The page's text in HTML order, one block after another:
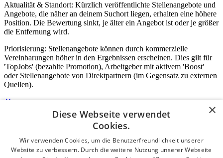
Aktualität & Standort: Kürzlich veröffentlichte Stellenangebote und
Angebote, die näher an deinem Suchort liegen, erhalten eine höhere
Position. Die Bewertung sinkt, je älter ein Angebot ist oder je größer
die Entfernung wird.
Priorisierung: Stellenangebote können durch kommerzielle
Vereinbarungen höher in den Ergebnissen erscheinen. Dies gilt für
'TopJobs' (bezahlte Promotion), Arbeitgeber mit aktivem 'Boost'
oder Stellenangebote von Direktpartnern (im Gegensatz zu externen
Quellen).
Login für Unternehmen
E-Mail*
×
Diese Webseite verwendet
Cookies.
Wir verwenden Cookies, um die Benutzerfreundlichkeit unserer
Website zu verbessern. Durch die weitere Nutzung unserer Webseite